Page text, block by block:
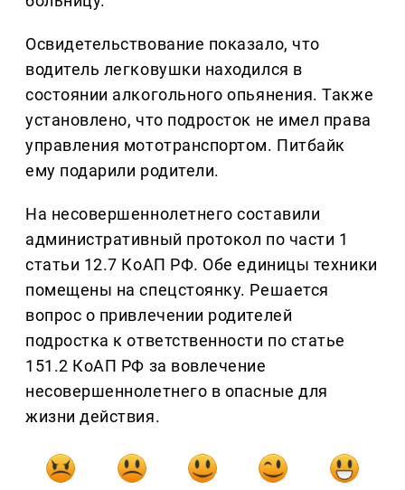
Освидетельствование показало, что
водитель легковушки находился в
состоянии алкогольного опьянения. Также
установлено, что подросток не имел права
управления мототранспортом. Питбайк
ему подарили родители.
На несовершеннолетнего составили
административный протокол по части 1
статьи 12.7 КоАП РФ. Обе единицы техники
помещены на спецстоянку. Решается
вопрос о привлечении родителей
подростка к ответственности по статье
151.2 КоАП РФ за вовлечение
несовершеннолетнего в опасные для
жизни действия.